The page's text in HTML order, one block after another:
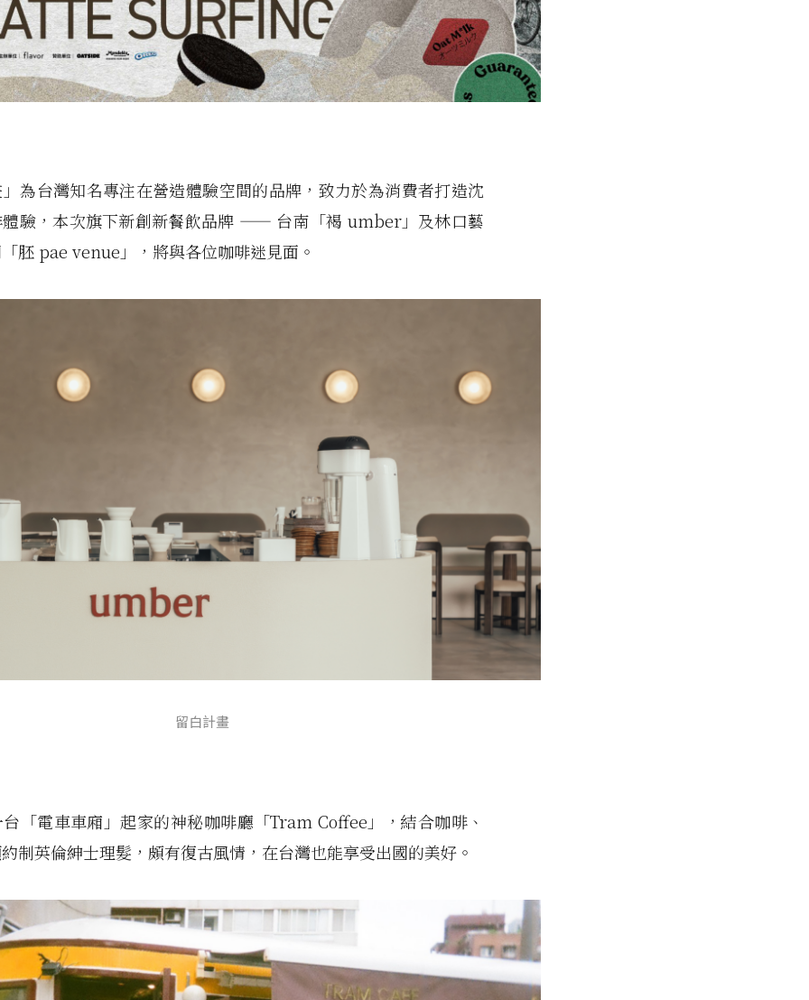
為台灣知名專注在營造體驗空間的品牌，致力於為消費者打造沈
體驗，本次旗下新創新餐飲品牌 —— 台南「褐 umber」及林口藝
胚 pae venue」，將與各位咖啡迷見面。
留白計畫
「電車車廂」起家的神秘咖啡廳「Tram Coffee」，結合咖啡、
制英倫紳士理髮，頗有復古風情，在台灣也能享受出國的美好。